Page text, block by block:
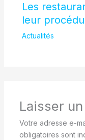
Les
leur
Actualités
Laisser
Votre adresse e-
obligatoires sont